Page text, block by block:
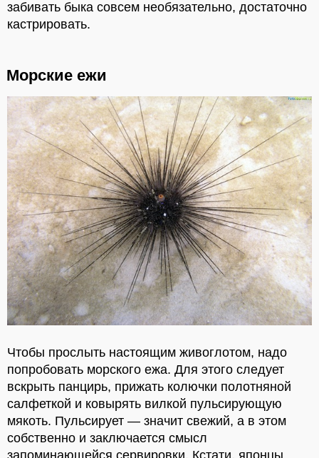
забивать быка совсем необязательно, достаточно
кастрировать.
Морские ежи
Чтобы прослыть настоящим живоглотом, надо
попробовать морского ежа. Для этого следует
вскрыть панцирь, прижать колючки полотняной
салфеткой и ковырять вилкой пульсирующую
мякоть. Пульсирует — значит свежий, а в этом
собственно и заключается смысл